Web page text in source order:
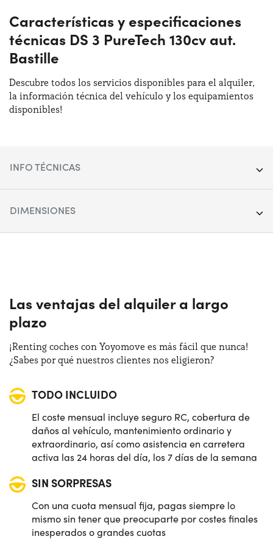
Características y especificaciones
técnicas DS 3 PureTech 130cv aut.
Bastille
Descubre todos los servicios disponibles para el alquiler,
la información técnica del vehículo y los equipamientos
disponibles!
INFO TÉCNICAS
Alimentación:Gasolina
Cambio: Automático
Tracción:
Plazas de estacionamiento:
Potencia: 130 CV
DIMENSIONES
153 cm
Maletero (max):
Maletero (min):350 lt
Las ventajas del alquiler a largo
plazo
¡Renting coches con Yoyomove es más fácil que nunca!
¿Sabes por qué nuestros clientes nos eligieron?
TODO INCLUIDO
El coste mensual incluye seguro RC, cobertura de
daños al vehículo, mantenimiento ordinario y
extraordinario, así como asistencia en carretera
activa las 24 horas del día, los 7 días de la semana
SIN SORPRESAS
Con una cuota mensual fija, pagas siempre lo
mismo sin tener que preocuparte por costes finales
inesperados o grandes cuotas